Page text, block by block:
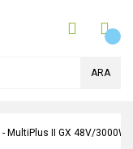
ARA
MultiPlus II GX 48V/